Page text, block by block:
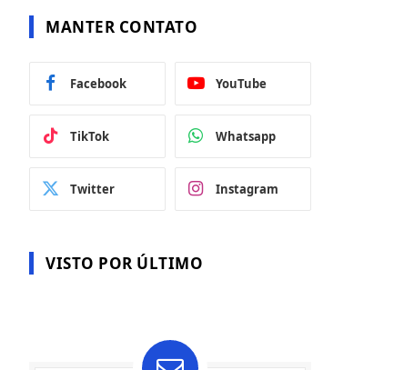
MANTER CONTATO
Facebook YouTube
TikTok Whatsapp
Twitter Instagram
VISTO POR ÚLTIMO